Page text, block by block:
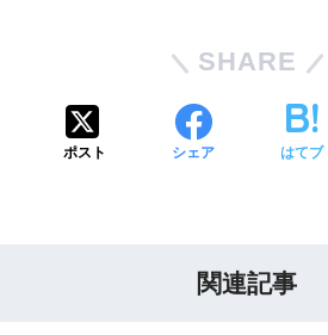
SHARE
ポスト シェア はてブ
関連記事